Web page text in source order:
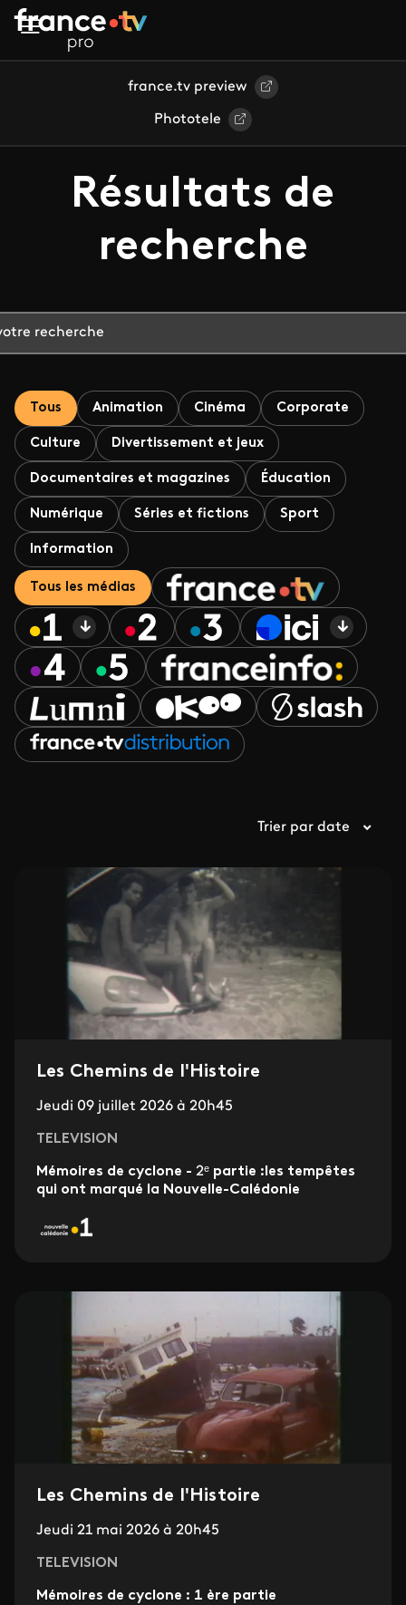
Aller au contenu principal
france.tv preview
Phototele
Résultats de
recherche
Tous Animation Cinéma Corporate
Culture Divertissement et jeux
Documentaires et magazines Éducation
Numérique Séries et fictions Sport
Information
Tous les médias
Trier par date
Les Chemins de l'Histoire
Jeudi 09 juillet 2026 à 20h45
TELEVISION
Mémoires de cyclone - 2ᵉ partie :les tempêtes
qui ont marqué la Nouvelle-Calédonie
Les Chemins de l'Histoire
Jeudi 21 mai 2026 à 20h45
TELEVISION
Mémoires de cyclone : 1 ère partie